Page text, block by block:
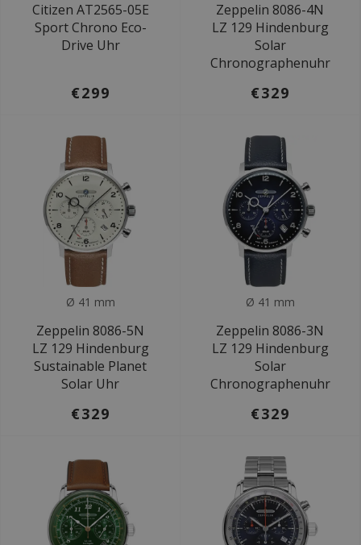
Citizen AT2565-05E
Sport Chrono Eco-
Drive Uhr
€299
Zeppelin 8086-4N
LZ 129 Hindenburg
Solar
Chronographenuhr
€329
Ø 41 mm
Zeppelin 8086-5N
LZ 129 Hindenburg
Sustainable Planet
Solar Uhr
€329
Ø 41 mm
Zeppelin 8086-3N
LZ 129 Hindenburg
Solar
Chronographenuhr
€329